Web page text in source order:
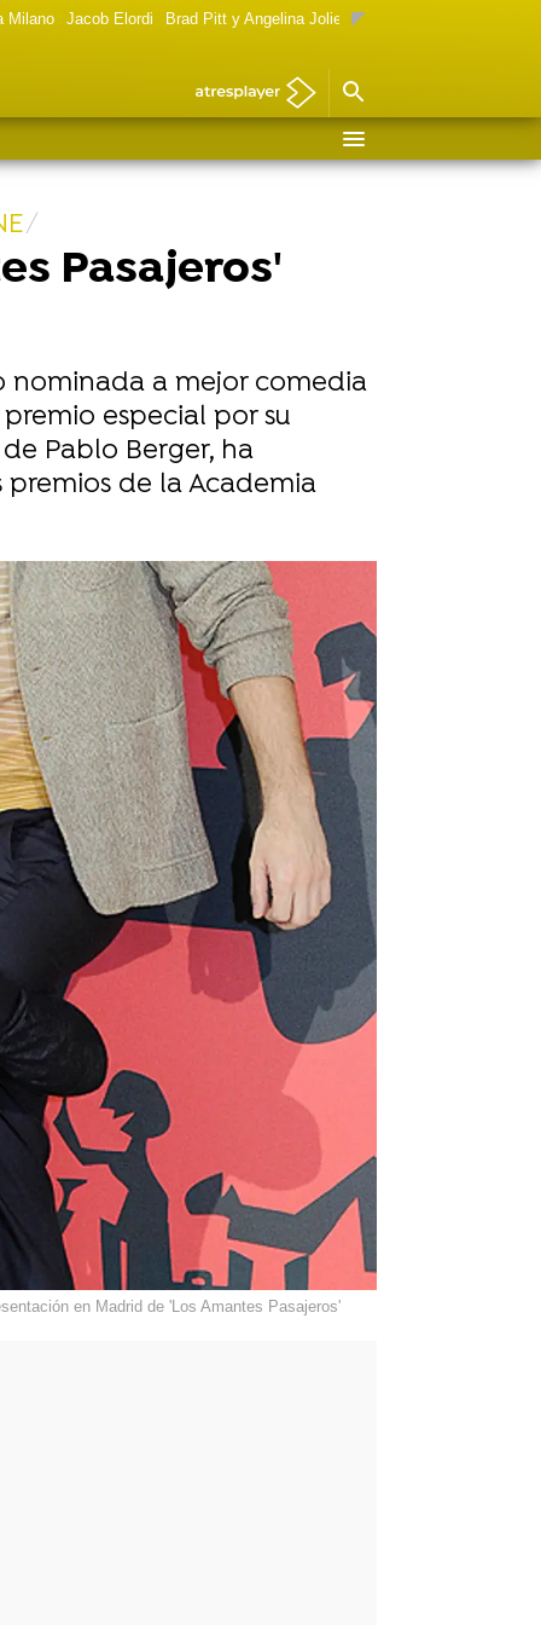
Milano Jacob Elordi Brad Pitt y Angelina Jolie Mujeres Goya 2024
Pasajeros'
nominada a mejor comedia
especial por su
Pablo Berger, ha
de la Academia
en Madrid de 'Los Amantes Pasajeros'